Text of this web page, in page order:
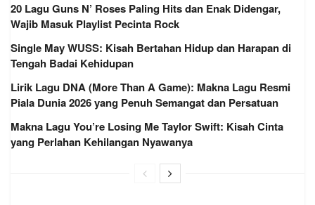
20 Lagu Guns N’ Roses Paling Hits dan Enak Didengar,
Wajib Masuk Playlist Pecinta Rock
Single May WUSS: Kisah Bertahan Hidup dan Harapan di
Tengah Badai Kehidupan
Lirik Lagu DNA (More Than A Game): Makna Lagu Resmi
Piala Dunia 2026 yang Penuh Semangat dan Persatuan
Makna Lagu You’re Losing Me Taylor Swift: Kisah Cinta
yang Perlahan Kehilangan Nyawanya